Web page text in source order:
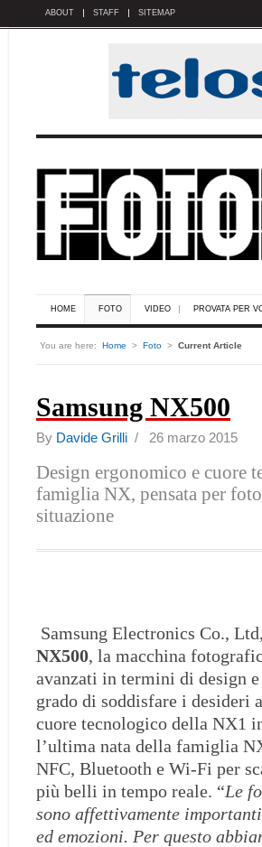
ABOUT STAFF SITEMAP
HOME FOTO VIDEO PROVATA PER
You are here: Home > Foto > Current Article
Samsung NX500
By Davide Grilli / 26 marzo 2015
Design ergonomico e cuore
famiglia NX, pensata per
situazione
Samsung Electronics Co.,
NX500, la macchina
avanzati in termini di design
grado di soddisfare i desideri
cuore tecnologico della NX1
l’ultima nata della famiglia
NFC, Bluetooth e Wi-Fi per
più belli in tempo reale. “Le
sono affettivamente
ed emozioni. Per questo